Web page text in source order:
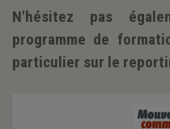
N'hésitez pas
programme de
particulier sur le